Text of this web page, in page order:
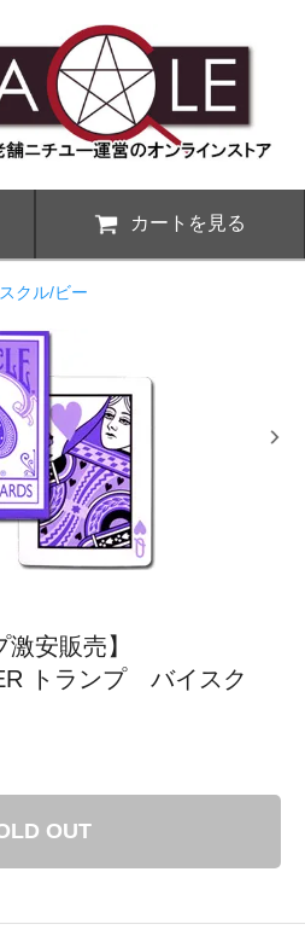
カートを見る
クル/ビー
激安販売】
トランプ バイスク
OUT